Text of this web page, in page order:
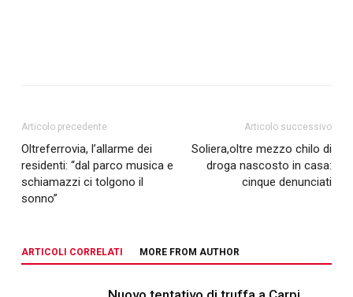
Articolo precedente
Oltreferrovia, l’allarme dei
residenti: “dal parco musica e
schiamazzi ci tolgono il
sonno”
Articolo successivo
Soliera,oltre mezzo chilo di
droga nascosto in casa:
cinque denunciati
ARTICOLI CORRELATI MORE FROM AUTHOR